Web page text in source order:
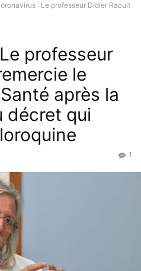
: Le professeur Didier Raoult
professeur
le
après la
décret qui
1